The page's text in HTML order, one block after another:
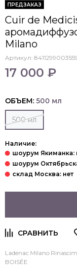
ПРЕДЗАКАЗ
Cuir de
Milano
Артикул: 8411299003559
17 000 ₽
ОБЪЕМ: 500 мл
500 мл
Наличие:
Ladenac Milano
BOISÉE